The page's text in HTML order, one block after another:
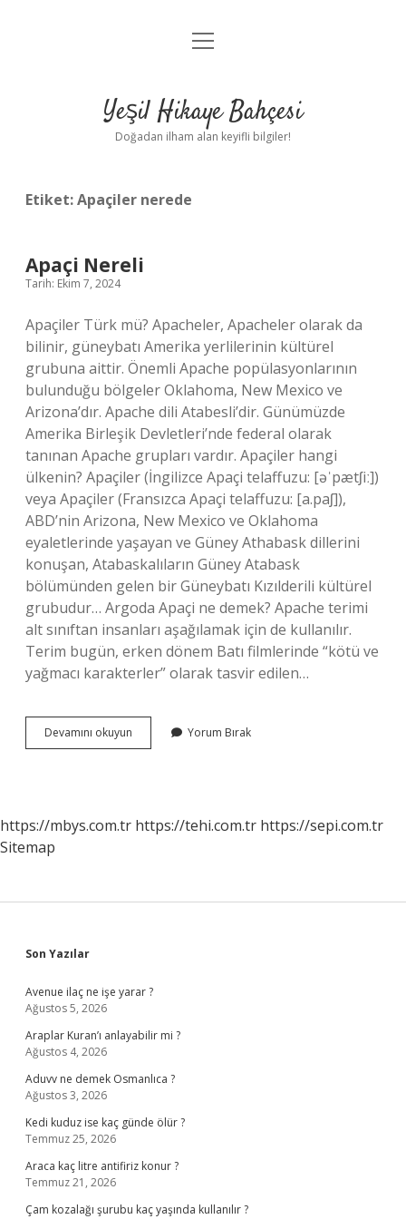
Anasayfa
Yasal Uyarı
menüyü
Yeşil Hikaye Bahçesi
Doğadan ilham alan keyifli bilgiler!
Etiket:Apaçiler nerede
Apaçi Nereli
Tarih: Ekim 7, 2024
Apaçiler Türk mü? Apacheler, Apacheler olarak da
bilinir, güneybatı Amerika yerlilerinin kültürel
grubuna aittir. Önemli Apache popülasyonlarının
bulunduğu bölgeler Oklahoma, New Mexico ve
Arizona’dır. Apache dili Atabesli’dir. Günümüzde
Amerika Birleşik Devletleri’nde federal olarak
tanınan Apache grupları vardır. Apaçiler hangi
ülkenin? Apaçiler (İngilizce Apaçi telaffuzu: [əˈpætʃiː])
veya Apaçiler (Fransızca Apaçi telaffuzu: [a.paʃ]),
ABD’nin Arizona, New Mexico ve Oklahoma
eyaletlerinde yaşayan ve Güney Athabask dillerini
konuşan, Atabaskalıların Güney Atabask
bölümünden gelen bir Güneybatı Kızılderili kültürel
grubudur… Argoda Apaçi ne demek? Apache terimi
alt sınıftan insanları aşağılamak için de kullanılır.
Terim bugün, erken dönem Batı filmlerinde “kötü ve
yağmacı karakterler” olarak tasvir edilen…
Devamını okuyun
Nereli
Yorum Bırak
https://mbys.com.tr https://tehi.com.tr https://sepi.com.tr
Sitemap
Sidebar
Son Yazılar
Avenue ilaç ne işe yarar ?
Ağustos 5, 2026
Araplar Kuran’ı anlayabilir mi ?
Ağustos 4, 2026
Aduvv ne demek Osmanlıca ?
Ağustos 3, 2026
Kedi kuduz ise kaç günde ölür ?
Temmuz 25, 2026
Araca kaç litre antifiriz konur ?
Temmuz 21, 2026
Çam kozalağı şurubu kaç yaşında kullanılır ?